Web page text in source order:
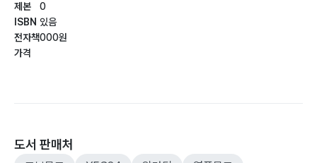
제본
ISBN
전자책
가격
0
있음
000원
도서 판매처